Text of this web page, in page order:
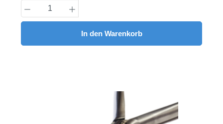
Produkt Anzahl: Gib den gewünschten
In den Warenkorb